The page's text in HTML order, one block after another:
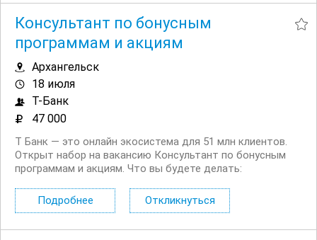
Консультант по бонусным
программам и акциям
Архангельск
18 июля
Т-Банк
47 000
Т Банк — это онлайн экосистема для 51 млн клиентов.
Открыт набор на вакансию Консультант по бонусным
программам и акциям. Что вы будете делать:
использования кэшбэка, бонусов и участия в акциях
Помогать разобраться в условиях...
Подробнее Откликнуться